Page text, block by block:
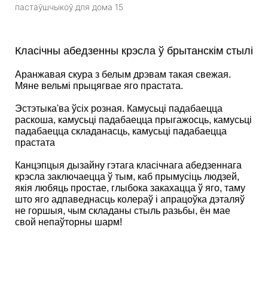
Класічны абедзенны крэсла ў брытанскім стылі
Аранжавая скура з белым дрэвам такая свежая.
Мяне вельмі прыцягвае яго прастата.
Эстэтыка'ва ўсіх розная. Камусьці падабаецца
раскоша, камусьці падабаецца прыгажосць, камусьці
падабаецца складанасць, камусьці падабаецца
прастата
Канцэпцыя дызайну гэтага класічнага абедзеннага
крэсла заключаецца ў тым, каб прымусіць людзей,
якія любяць простае, глыбока закахацца ў яго, таму
што яго адпаведнасць колераў і апрацоўка дэталяў
не горшыя, чым складаны стыль разьбы, ён мае
свой непаўторны шарм!